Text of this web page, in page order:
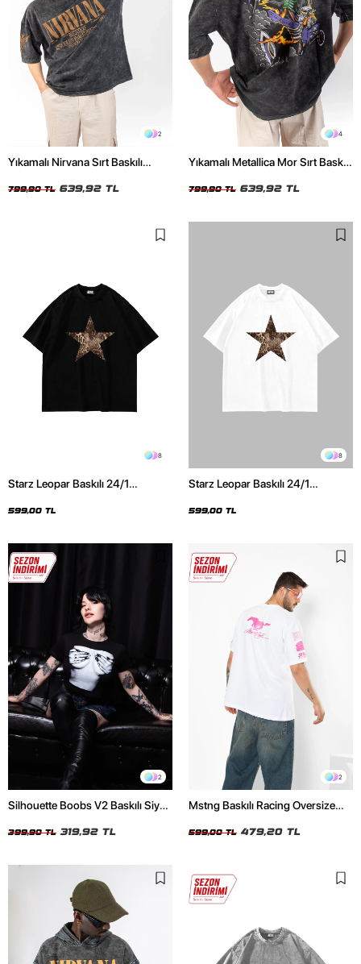
2
Yıkamalı Nirvana Sırt Baskılı
799,90 TL 639,92 TL
4
Yıkamalı Metallica Mor Sırt Baskılı
799,90 TL 639,92 TL
8
Starz Leopar Baskılı 24/1
599,00 TL
8
Starz Leopar Baskılı 24/1
599,00 TL
2
Silhouette Boobs V2 Baskılı Siyah
399,90 TL 319,92 TL
2
Mstng Baskılı Racing Oversize
599,00 TL 479,20 TL